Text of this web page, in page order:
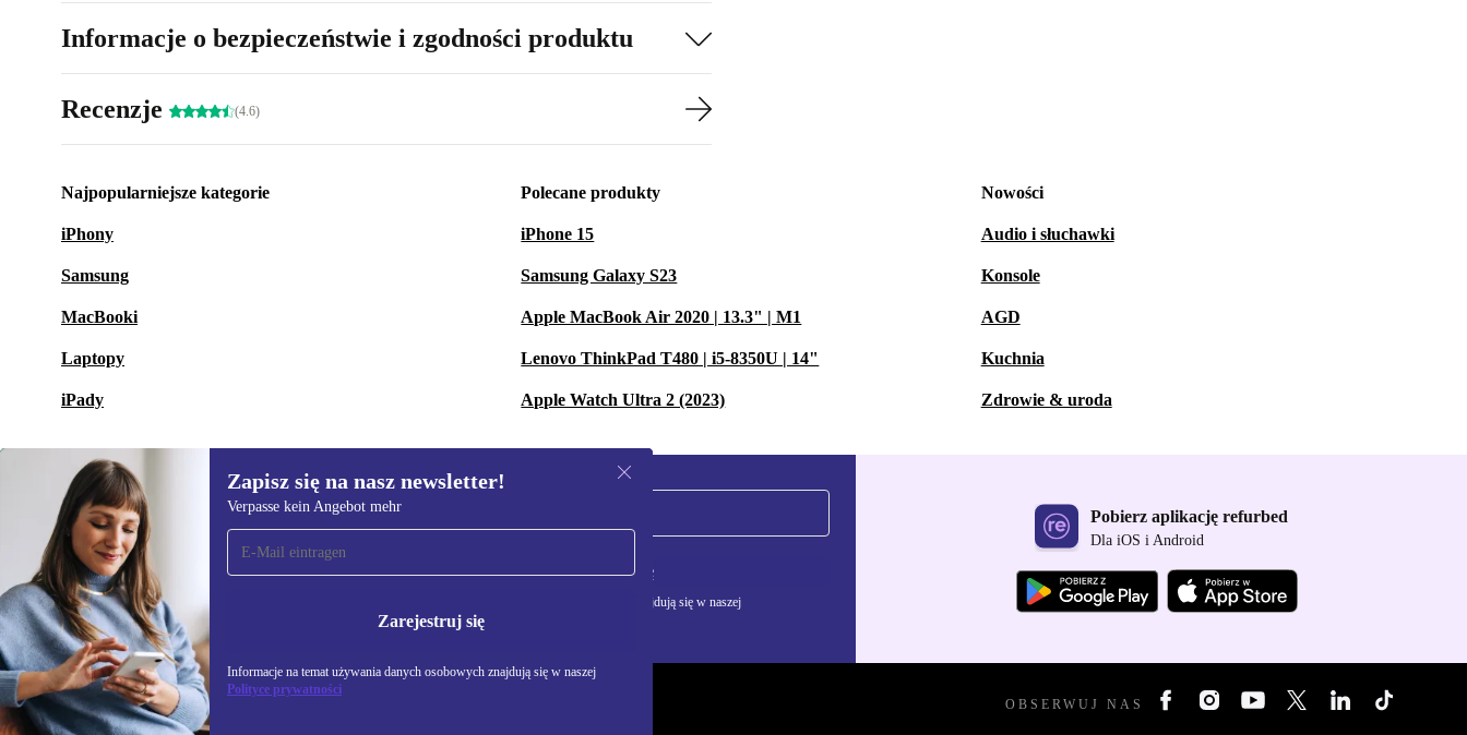
Informacje o bezpieczeństwie i zgodności produktu
Recenzje (4.6)
Najpopularniejsze kategorie
iPhony
Samsung
MacBooki
Laptopy
iPady
Polecane produkty
iPhone 15
Samsung Galaxy S23
Apple MacBook Air 2020 | 13.3" | M1
Lenovo ThinkPad T480 | i5-8350U | 14"
Apple Watch Ultra 2 (2023)
Nowości
Audio i słuchawki
Konsole
AGD
Kuchnia
Zdrowie & uroda
Zapisz się na nasz newsletter!
Verpasse kein Angebot mehr
Zarejestruj się
Informacje na temat używania danych osobowych znajdują się w naszej
Polityce prywatności
Zapisz się na nasz
newsletter!
Nie przegap żadnej oferty.
Zarejestruj się
Informacje na temat używania danych osobowych znajdują się w naszej
Polityce prywatności
Pobierz aplikację refurbed
Dla iOS i Android
REFURBED POLSKA - RETHINK NEW. OBSERWUJ NAS